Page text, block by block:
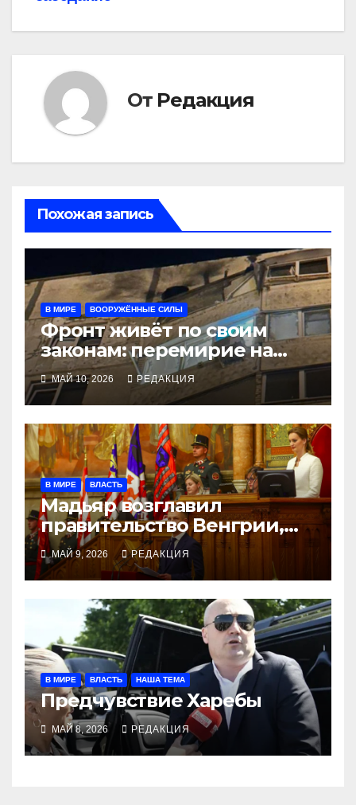
От Редакция
Похожая запись
В МИРЕ ВООРУЖЁННЫЕ СИЛЫ
Фронт живёт по своим
законам: перемирие на
словах, атаки на земле
МАЙ 10, 2026 РЕДАКЦИЯ
В МИРЕ ВЛАСТЬ
Мадьяр возглавил
правительство Венгрии,
Орбан не пришёл на
заседание
МАЙ 9, 2026 РЕДАКЦИЯ
В МИРЕ ВЛАСТЬ НАША ТЕМА
Предчувствие Харебы
МАЙ 8, 2026 РЕДАКЦИЯ